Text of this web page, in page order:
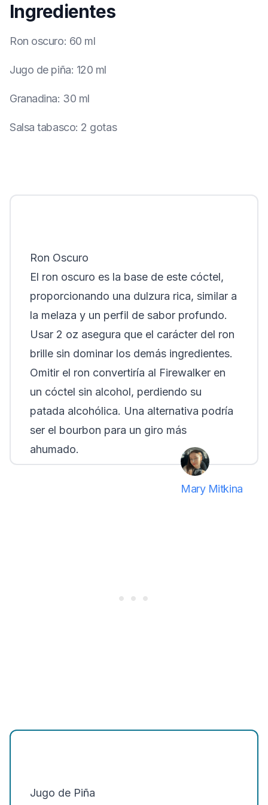
Ingredientes
Ron oscuro: 60 ml
Jugo de piña: 120 ml
Granadina: 30 ml
Salsa tabasco: 2 gotas
Ron Oscuro
El ron oscuro es la base de este cóctel,
proporcionando una dulzura rica, similar a
la melaza y un perfil de sabor profundo.
Usar 2 oz asegura que el carácter del ron
brille sin dominar los demás ingredientes.
Omitir el ron convertiría al Firewalker en
un cóctel sin alcohol, perdiendo su
patada alcohólica. Una alternativa podría
ser el bourbon para un giro más
ahumado.
Mary Mitkina
Jugo de Piña